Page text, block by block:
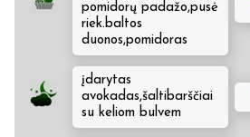
pomidorų padažo,pusė
riek.baltos
duonos,pomidoras
įdarytas
avokadas,šaltibarščiai
su keliom bulvem